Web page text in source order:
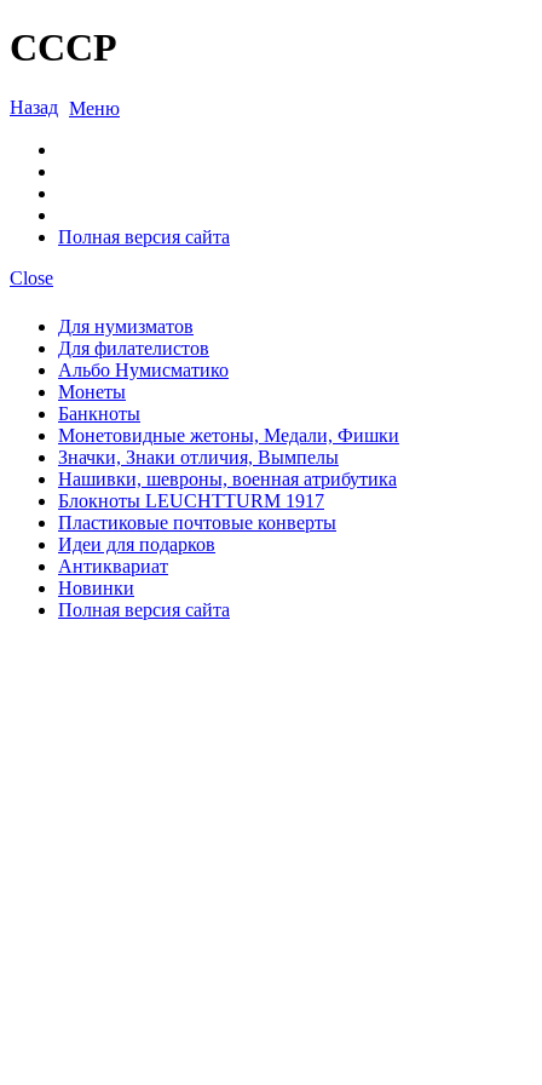
СССР
Назад Меню
Полная версия сайта
Close
Для нумизматов
Для филателистов
Альбо Нумисматико
Монеты
Банкноты
Монетовидные жетоны, Медали, Фишки
Значки, Знаки отличия, Вымпелы
Нашивки, шевроны, военная атрибутика
Блокноты LEUCHTTURM 1917
Пластиковые почтовые конверты
Идеи для подарков
Антиквариат
Новинки
Полная версия сайта